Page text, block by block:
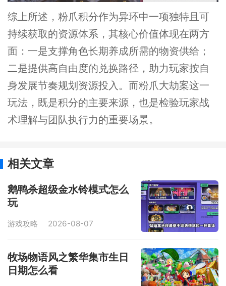
综上所述，粉爪积分作为异环中一项独特且可
持续获取的资源体系，其核心价值体现在两方
面：一是支撑角色长期养成所需的物资供给；
二是提供高自由度的兑换路径，助力玩家按自
身发展节奏规划资源投入。而粉爪大劫案这一
玩法，既是积分的主要来源，也是检验玩家战
术理解与团队执行力的重要场景。
相关文章
鹅鸭杀超级金水铃模式怎么
玩
游戏攻略 2026-08-07
牧场物语风之繁华集市生日
日期怎么看